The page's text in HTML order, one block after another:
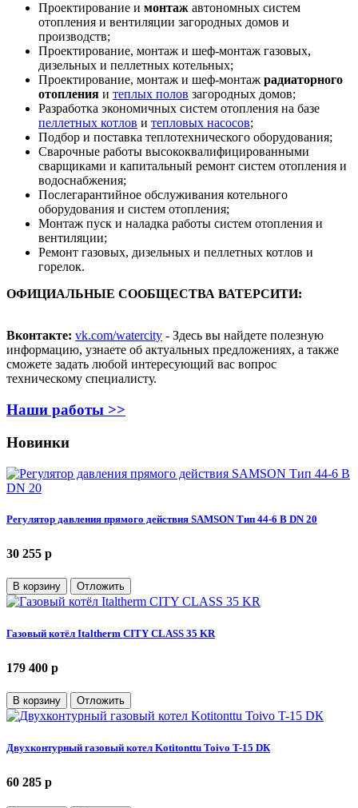
Проектирование и монтаж автономных систем
отопления и вентиляции загородных домов и
производств;
Проектирование, монтаж и шеф-монтаж газовых,
дизельных и пеллетных котельных;
Проектирование, монтаж и шеф-монтаж радиаторного
отопления и теплых полов загородных домов;
Разработка экономичных систем отопления на базе
пеллетных котлов и тепловых насосов;
Подбор и поставка теплотехнического оборудования;
Сварочные работы высококвалифицированными
сварщиками и капитальный ремонт систем отопления и
водоснабжения;
Послегарантийное обслуживания котельного
оборудования и систем отопления;
Монтаж пуск и наладка работы систем отопления и
вентиляции;
Ремонт газовых, дизельных и пеллетных котлов и
горелок.
ОФИЦИАЛЬНЫЕ СООБЩЕСТВА ВАТЕРСИТИ:
Вконтакте: vk.com/watercity - Здесь вы найдете полезную
информацию, узнаете об актуальных предложениях, а также
сможете задать любой интересующий вас вопрос
техническому специалисту.
Наши работы >>
Новинки
Регулятор давления прямого действия SAMSON Тип 44-6 В DN 20
30 255 p
В корзину Отложить
Газовый котёл Italtherm CITY CLASS 35 KR
179 400 p
В корзину Отложить
Двухконтурный газовый котел Kotitonttu Toivo T-15 DК
60 285 p